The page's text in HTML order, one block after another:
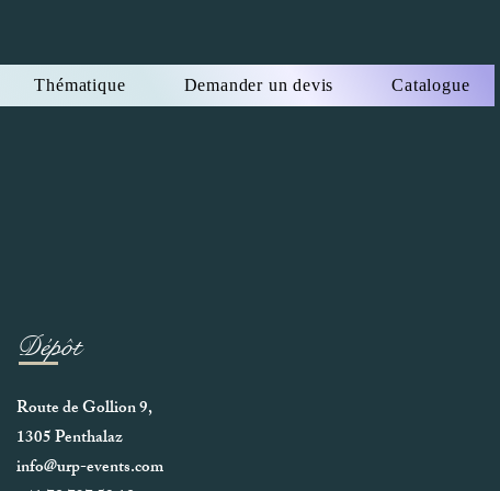
Thématique Demander un devis Catalogue
Dépôt
Route de Gollion 9,
1305 Penthalaz
info@urp-events.com